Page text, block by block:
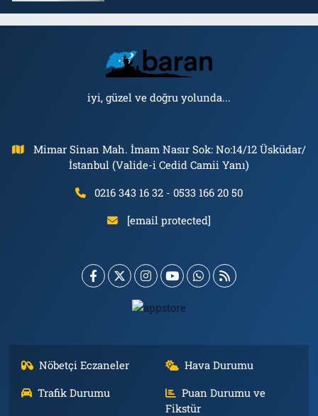
iyi, güzel ve doğru yolunda...
Mimar Sinan Mah. İmam Nasır Sok: No:14/12 Üsküdar/
İstanbul (Valide-i Cedid Camii Yanı)
0216 343 16 32 - 0533 166 20 50
[email protected]
Nöbetçi Eczaneler
Hava Durumu
Trafik Durumu
Puan Durumu ve
Fikstür